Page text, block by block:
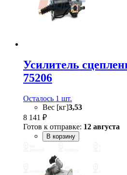
Усилитель
75206
Осталось 1 шт.
Вес [кг]3,53
8 141 ₽
Готов к отправке: 12 августа
В корзину